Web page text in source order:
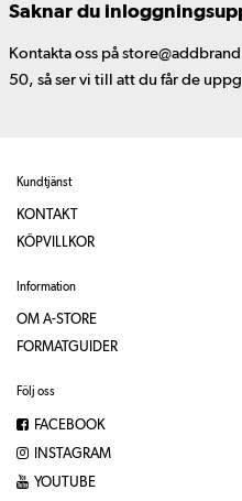
Saknar du
Kontakta oss på
50, så ser vi till att du får de
Kundtjänst
KONTAKT
KÖPVILLKOR
Information
OM A-STORE
FORMATGUIDER
Följ oss
FACEBOOK
INSTAGRAM
YOUTUBE